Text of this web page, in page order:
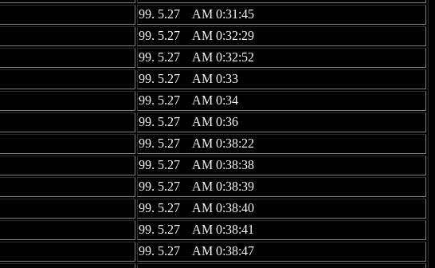
99. 5.27 AM 0:31:45
99. 5.27 AM 0:32:29
99. 5.27 AM 0:32:52
99. 5.27 AM 0:33
99. 5.27 AM 0:34
99. 5.27 AM 0:36
99. 5.27 AM 0:38:22
99. 5.27 AM 0:38:38
99. 5.27 AM 0:38:39
99. 5.27 AM 0:38:40
99. 5.27 AM 0:38:41
99. 5.27 AM 0:38:47